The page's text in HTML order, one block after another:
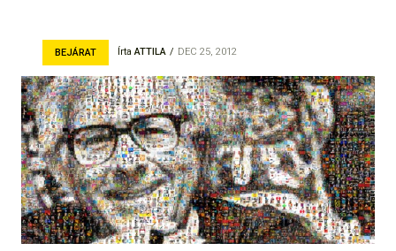
BEJÁRAT ÍrtaATTILA DEC 25, 2012